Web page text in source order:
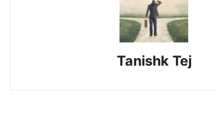
Tanishk Tej